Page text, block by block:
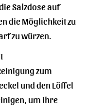
Salzdose auf
die Möglichkeit zu
zu würzen.
zum
und den Löffel
um ihre